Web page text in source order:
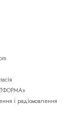
і радіомовлення